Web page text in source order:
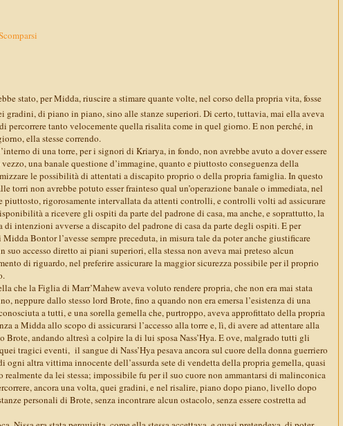
stato, per Midda, riuscire a stimare quante volte, nel corso della propria vita, fosse
gradini, di piano in piano, sino alle stanze superiori. Di certo, tuttavia, mai ella aveva
percorrere tanto velocemente quella risalita come in quel giorno. E non perché, in
ella stesse correndo.
di una torre, per i signori di Kriarya, in fondo, non avrebbe avuto a dover essere
una banale questione d’immagine, quanto e piuttosto conseguenza della
le possibilità di attentati a discapito proprio o della propria famiglia. In questo
torri non avrebbe potuto esser frainteso qual un’operazione banale o immediata, nel
piuttosto, rigorosamente intervallata da attenti controlli, e controlli volti ad assicurare
a ricevere gli ospiti da parte del padrone di casa, ma anche, e soprattutto, la
di intenzioni avverse a discapito del padrone di casa da parte degli ospiti. E per
Bontor l’avesse sempre preceduta, in misura tale da poter anche giustificare
suo accesso diretto ai piani superiori, ella stessa non aveva mai preteso alcun
di riguardo, nel preferire assicurare la maggior sicurezza possibile per il proprio
che la Figlia di Marr’Mahew aveva voluto rendere propria, che non era mai stata
neppure dallo stesso lord Brote, fino a quando non era emersa l’esistenza di una
a tutti, e una sorella gemella che, purtroppo, aveva approfittato della propria
a Midda allo scopo di assicurarsi l’accesso alla torre e, lì, di avere ad attentare alla
Brote, andando altresì a colpire la di lui sposa Nass’Hya. E ove, malgrado tutti gli
tragici eventi, il sangue di Nass’Hya pesava ancora sul cuore della donna guerriero
ogni altra vittima innocente dell’assurda sete di vendetta della propria gemella, quasi
realmente da lei stessa; impossibile fu per il suo cuore non ammantarsi di malinconica
ancora una volta, quei gradini, e nel risalire, piano dopo piano, livello dopo
personali di Brote, senza incontrare alcun ostacolo, senza essere costretta ad